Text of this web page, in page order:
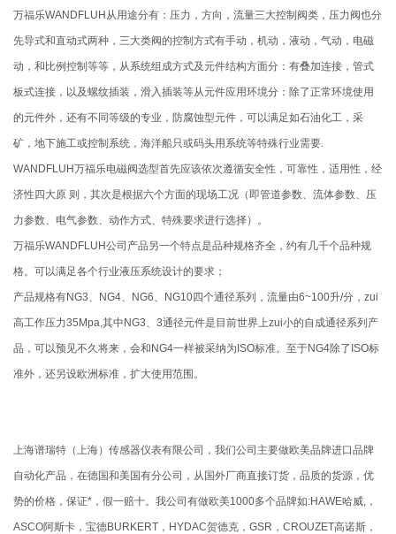
万福乐WANDFLUH从用途分有：压力，方向，流量三大控制阀类，压力阀也分
先导式和直动式两种，三大类阀的控制方式有手动，机动，液动，气动，电磁
动，和比例控制等等，从系统组成方式及元件结构方面分：有叠加连接，管式
板式连接，以及螺纹插装，滑入插装等从元件应用环境分：除了正常环境使用
的元件外，还有不同等级的专业，防腐蚀型元件，可以满足如石油化工，采
矿，地下施工或控制系统，海洋船只或码头用系统等特殊行业需要.
WANDFLUH万福乐电磁阀选型首先应该依次遵循安全性，可靠性，适用性，经
济性四大原 则，其次是根据六个方面的现场工况（即管道参数、流体参数、压
力参数、电气参数、动作方式、特殊要求进行选择）。
万福乐WANDFLUH公司产品另一个特点是品种规格齐全，约有几千个品种规
格。可以满足各个行业液压系统设计的要求；
产品规格有NG3、NG4、NG6、NG10四个通径系列，流量由6~100升/分，zui
高工作压力35Mpa,其中NG3、3通径元件是目前世界上zui小的自成通径系列产
品，可以预见不久将来，会和NG4一样被采纳为ISO标准。至于NG4除了ISO标
准外，还另设欧洲标准，扩大使用范围。
上海谱瑞特（上海）传感器仪表有限公司，我们公司主要做欧美品牌进口品牌
自动化产品，在德国和美国有分公司，从国外厂商直接订货，品质的货源，优
势的价格，保证*，假一赔十。我公司有做欧美1000多个品牌如:HAWE哈威,，
ASCO阿斯卡，宝德BURKERT，HYDAC贺德克，GSR，CROUZET高诺斯，